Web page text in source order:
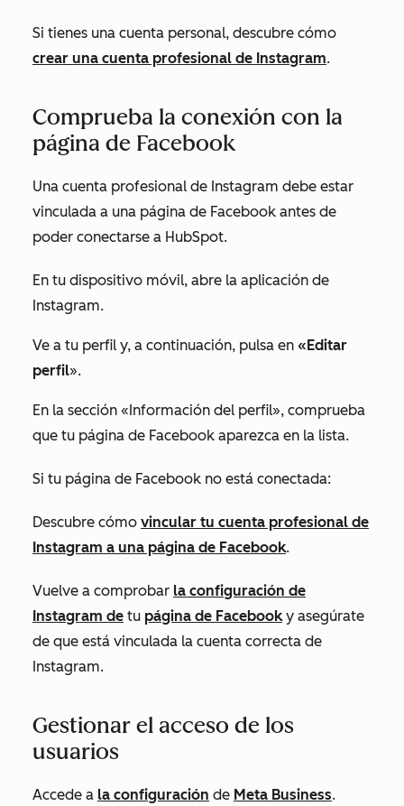
Si tienes una cuenta personal, descubre cómo
crear una cuenta profesional de Instagram.
Comprueba la conexión con la
página de Facebook
Una cuenta profesional de Instagram debe estar
vinculada a una página de Facebook antes de
poder conectarse a HubSpot.
En tu dispositivo móvil, abre la aplicación de
Instagram.
Ve a tu perfil y, a continuación, pulsa en «Editar
perfil».
En la sección «Información del perfil», comprueba
que tu página de Facebook aparezca en la lista.
Si tu página de Facebook no está conectada:
Descubre cómo vincular tu cuenta profesional de
Instagram a una página de Facebook.
Vuelve a comprobar la configuración de
Instagram de tu página de Facebooky asegúrate
de que está vinculada la cuenta correcta de
Instagram.
Gestionar el acceso de los
usuarios
Accede a la configuración de Meta Business.